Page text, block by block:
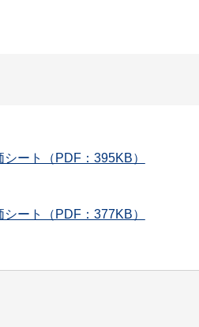
ート（PDF：395KB）
ート（PDF：377KB）